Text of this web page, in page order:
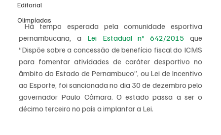
Editorial
Olimpíadas
pernambucana, a Lei Estadual nº 642/2015 que
“Dispõe sobre a concessão de benefício fiscal do ICMS
para fomentar atividades de caráter desportivo no
âmbito do Estado de Pernambuco”, ou Lei de Incentivo
ao Esporte, foi sancionada no dia 30 de dezembro pelo
governador Paulo Câmara. O estado passa a ser o
décimo terceiro no país a implantar a Lei.